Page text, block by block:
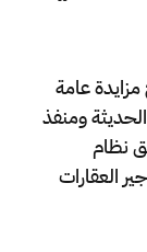
عامة
ومنفذ
نظام
العقارات